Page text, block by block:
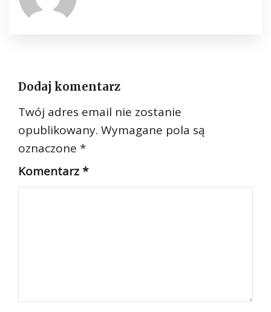
Dodaj komentarz
Twój adres email nie zostanie
opublikowany. Wymagane pola są
oznaczone *
Komentarz*